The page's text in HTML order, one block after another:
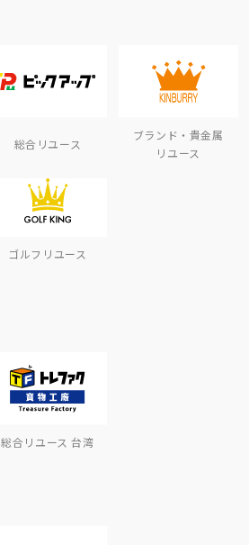
総合リユース
ブランド・貴金属
リユース
ゴルフリユース
総合リユース 台湾